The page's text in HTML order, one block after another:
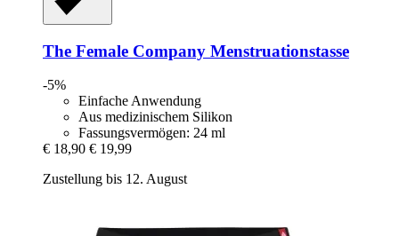
The Female Company Menstruationstasse
-5%
Einfache Anwendung
Aus medizinischem Silikon
Fassungsvermögen: 24 ml
€ 18,90 € 19,99
Zustellung bis 12. August